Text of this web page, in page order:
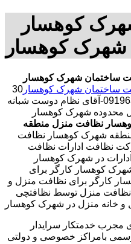
کوهسار
شهرک کوهسار
ساختمان شهرک کوهسار
ساختمان شهرک کوهسار 30
در صد تخفیف.بیمه رایگان 09196351909-آقای نظام دوست شبانه
محدوده شهرک کوهسار
نظافت منزل منطقه
شهرک کوهسار نظافت
نظافت ادارات نظافت
در شهرک کوهسار
شهرک کوهسار کارگر برای
کارگر برای نظافت منزل و
منزل توسط نظافتچی
و خانه منزل در شهرک کوهسار
مجرب خدمتکار سرایدار
رسمی بامراکز خصوصی و دولتی